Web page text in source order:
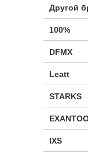
Другой
100%
DFMX
Leatt
STARKS
IXS